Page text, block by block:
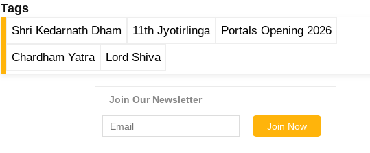
Tags
Shri Kedarnath Dham 11th Jyotirlinga Portals Opening 2026
Chardham Yatra Lord Shiva